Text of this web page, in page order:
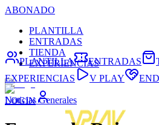
ABONADO
PLANTILLA
ENTRADAS
TIENDA
EXPERIENCIAS
LOGIN
PLANTILLA ENTRADAS
EXPERIENCIAS
V PLAY
Noticias Generales